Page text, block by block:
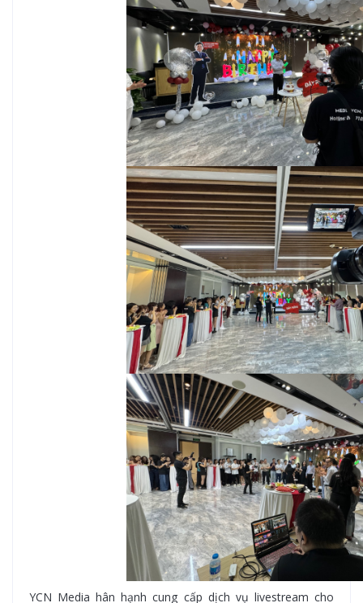
YCN Media hân hạnh cung cấp dịch vụ livestream cho